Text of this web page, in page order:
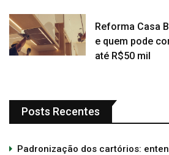
Reforma Casa
e quem pode
até R$50 mil
Posts Recentes
Padronização dos cartórios: